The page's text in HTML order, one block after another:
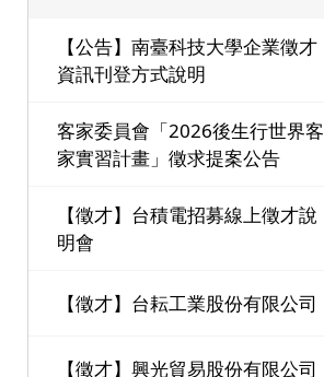
【公告】南臺科技大學企業徵才
資訊刊登方式說明
客家委員會「2026後生行世界客
家實習計畫」徵求提案公告
【徵才】台積電招募線上徵才說
明會
【徵才】台耘工業股份有限公司
【徵才】興光貿易股份有限公司